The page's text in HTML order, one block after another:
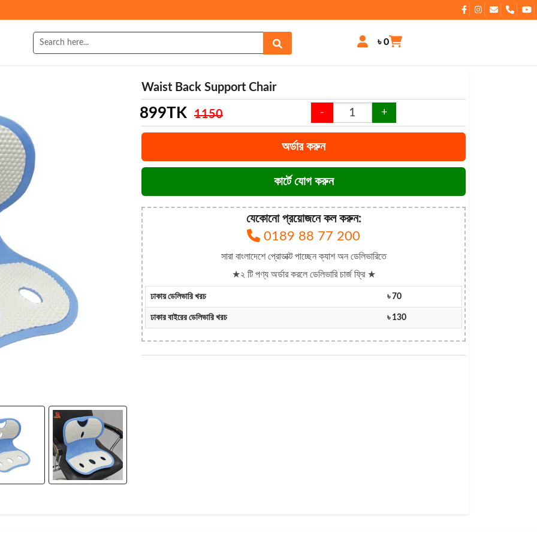
৳ 0
Waist Back Support Chair
899TK 1150 - +
অর্ডার করুন
কার্টে যোগ করুন
যেকোনো প্রয়োজনে কল করুন:
0189 88 77 200
সারা বাংলাদেশে প্রোডাক্ট পাচ্ছেন ক্যাশ অন ডেলিভারিতে
★২ টি পণ্য অর্ডার করলে ডেলিভারি চার্জ ফ্রি ★
ঢাকায় ডেলিভারি খরচ ৳ 70
ঢাকার বাইরের ডেলিভারি খরচ ৳ 130